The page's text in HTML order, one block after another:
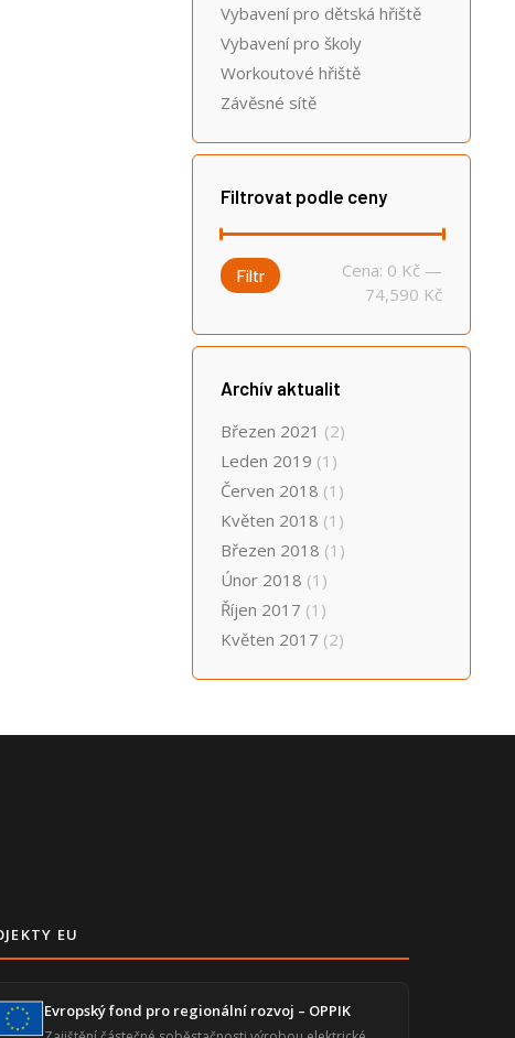
Vybavení pro dětská hřiště
Vybavení pro školy
Workoutové hřiště
Závěsné sítě
Filtrovat podle ceny
Minimální
cena
Maximální
cena
Filtr Cena: 0 Kč—
74,590 Kč
Archív aktualit
Březen 2021 (2)
Leden 2019 (1)
Červen 2018 (1)
Květen 2018 (1)
Březen 2018 (1)
Únor 2018 (1)
Říjen 2017 (1)
Květen 2017 (2)
EU
Evropský fond pro regionální rozvoj – OPPIK